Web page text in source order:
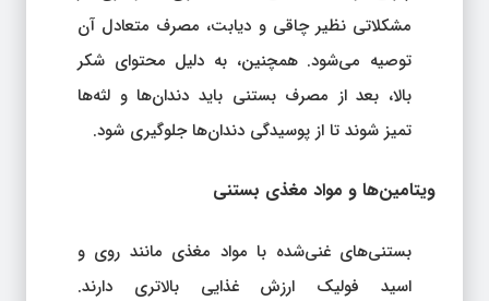
مشکلاتی نظیر چاقی و دیابت، مصرف متعادل آن
توصیه می‌شود. همچنین، به دلیل محتوای شکر
بالا، بعد از مصرف بستنی باید دندان‌ها و لثه‌ها
تمیز شوند تا از پوسیدگی دندان‌ها جلوگیری شود.
ویتامین‌ها و مواد مغذی بستنی
بستنی‌های غنی‌شده با مواد مغذی مانند روی و
اسید فولیک ارزش غذایی بالاتری دارند.